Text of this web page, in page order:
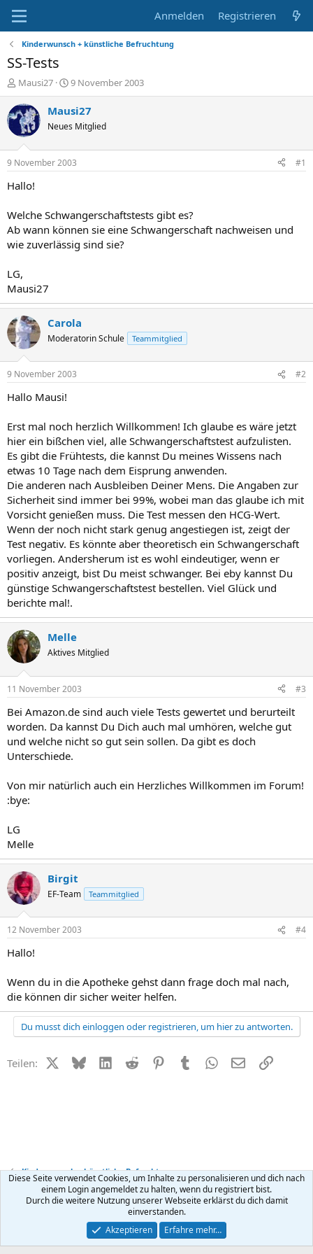
Anmelden Registrieren
Kinderwunsch + künstliche Befruchtung
SS-Tests
E
r
s
t
e
l
e
r
Mausi27
E
r
s
e
l
t
9 November 2003
Mausi27
Neues Mitglied
9 November 2003 #1
Hallo!
Welche Schwangerschaftstests gibt es?
Ab wann können sie eine Schwangerschaft nachweisen und
wie zuverlässig sind sie?
LG,
Mausi27
Carola
Moderatorin Schule Teammitglied
9 November 2003 #2
Hallo Mausi!
Erst mal noch herzlich Willkommen! Ich glaube es wäre jetzt
hier ein bißchen viel, alle Schwangerschaftstest aufzulisten.
Es gibt die Frühtests, die kannst Du meines Wissens nach
etwas 10 Tage nach dem Eisprung anwenden.
Die anderen nach Ausbleiben Deiner Mens. Die Angaben zur
Sicherheit sind immer bei 99%, wobei man das glaube ich mit
Vorsicht genießen muss. Die Test messen den HCG-Wert.
Wenn der noch nicht stark genug angestiegen ist, zeigt der
Test negativ. Es könnte aber theoretisch ein Schwangerschaft
vorliegen. Andersherum ist es wohl eindeutiger, wenn er
positiv anzeigt, bist Du meist schwanger. Bei eby kannst Du
günstige Schwangerschaftstest bestellen. Viel Glück und
berichte mal!.
Melle
Aktives Mitglied
11 November 2003 #3
Bei Amazon.de sind auch viele Tests gewertet und berurteilt
worden. Da kannst Du Dich auch mal umhören, welche gut
und welche nicht so gut sein sollen. Da gibt es doch
Unterschiede.
Von mir natürlich auch ein Herzliches Willkommen im Forum!
:bye:
LG
Melle
Birgit
EF-Team Teammitglied
12 November 2003 #4
Hallo!
Wenn du in die Apotheke gehst dann frage doch mal nach,
die können dir sicher weiter helfen.
Du musst dich einloggen oder registrieren, um hier zu antworten.
Teilen: X (Twitter)
BlueskyLinkedIn
Reddit PinterestTumblr WhatsApp
E-MailLink
Kinderwunsch + künstliche Befruchtung
Kontakt Nutzungsbedingungen Datenschutz Hilfe
R
Community platform by XenForo ® © 2010-2026 XenForo Ltd.
Diese Seite verwendet Cookies, um Inhalte zu personalisieren und dich nach
einem Login angemeldet zu halten, wenn du registriert bist.
Durch die weitere Nutzung unserer Webseite erklärst du dich damit
einverstanden.
Akzeptieren
Erfahre mehr…